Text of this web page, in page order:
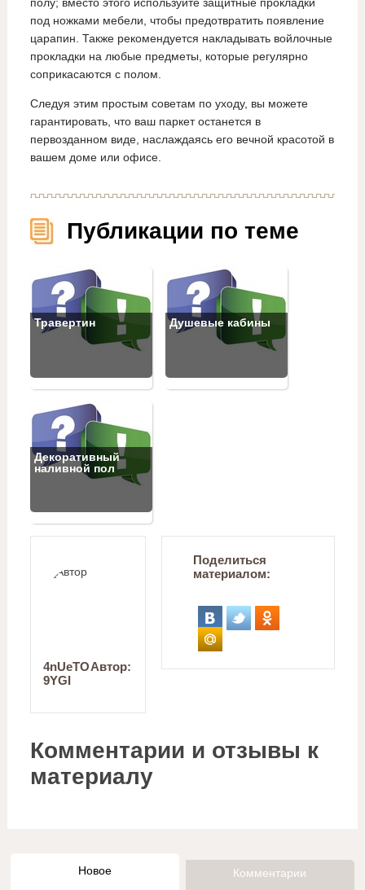
полу; вместо этого используйте защитные прокладки
под ножками мебели, чтобы предотвратить появление
царапин. Также рекомендуется накладывать войлочные
прокладки на любые предметы, которые регулярно
соприкасаются с полом.
Следуя этим простым советам по уходу, вы можете
гарантировать, что ваш паркет останется в
первозданном виде, наслаждаясь его вечной красотой в
вашем доме или офисе.
Публикации по теме
Травертин Душевые кабины
Декоративный
наливной пол
Автор:
4nUeTO
9YGI
Поделиться
материалом:
Комментарии и отзывы к
материалу
Новое Комментарии